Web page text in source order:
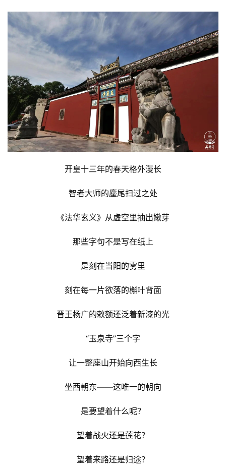
开皇十三年的春天格外漫长
智者大师的麈尾扫过之处
《法华玄义》从虚空里抽出嫩芽
那些字句不是写在纸上
是刻在当阳的雾里
刻在每一片欲落的槲叶背面
晋王杨广的敕额还泛着新漆的光
“玉泉寺”三个字
让一整座山开始向西生长
坐西朝东——这唯一的朝向
是要望着什么呢？
望着战火还是莲花？
望着来路还是归途？